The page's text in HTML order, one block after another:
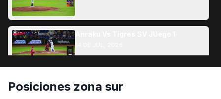
Sepulveda FCH Vs Tigres Juego 1
Posiciones zona sur